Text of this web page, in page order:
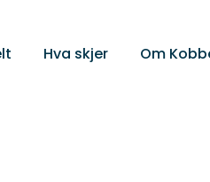
Hva skjer Om